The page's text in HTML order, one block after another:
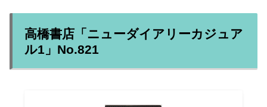
高橋書店「ニューダイアリーカジュア
ル1」No.821